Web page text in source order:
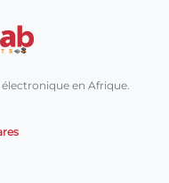
en Afrique.